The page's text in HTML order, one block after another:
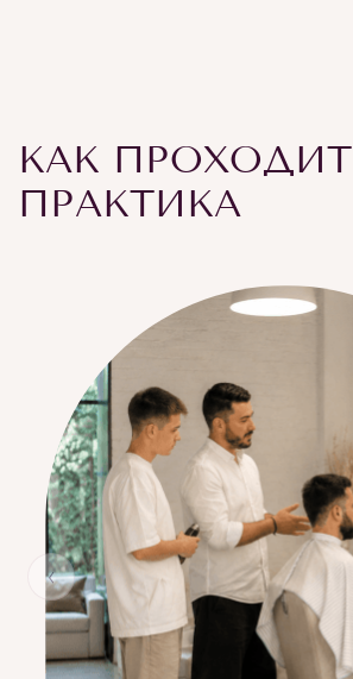
КАК ПРОХОДИТ
ПРАКТИКА
‹